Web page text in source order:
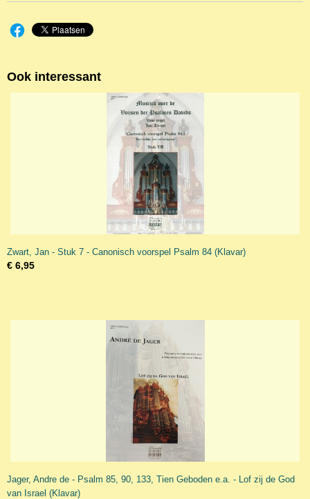
Ook interessant
Zwart, Jan - Stuk 7 - Canonisch voorspel Psalm 84 (Klavar)
€ 6,95
Jager, Andre de - Psalm 85, 90, 133, Tien Geboden e.a. - Lof zij de God
van Israel (Klavar)